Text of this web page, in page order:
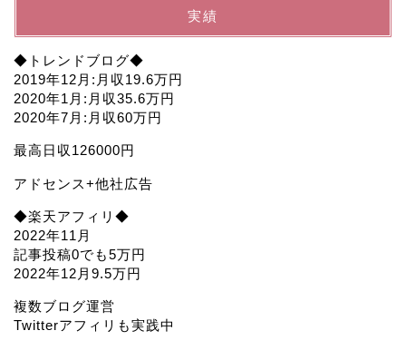
実績
◆トレンドブログ◆
2019年12月:月収19.6万円
2020年1月:月収35.6万円
2020年7月:月収60万円
最高日収126000円
アドセンス+他社広告
◆楽天アフィリ◆
2022年11月
記事投稿0でも5万円
2022年12月9.5万円
複数ブログ運営
Twitterアフィリも実践中